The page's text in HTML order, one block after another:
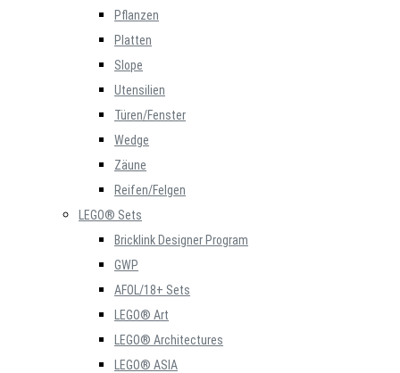
Pflanzen
Platten
Slope
Utensilien
Türen/Fenster
Wedge
Zäune
Reifen/Felgen
LEGO® Sets
Bricklink Designer Program
GWP
AFOL/18+ Sets
LEGO® Art
LEGO® Architectures
LEGO® ASIA